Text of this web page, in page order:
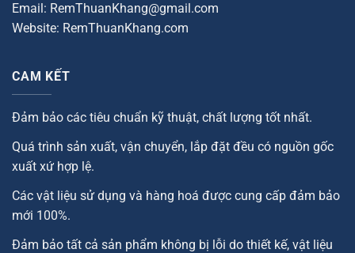
Email: RemThuanKhang@gmail.com
Website: RemThuanKhang.com
CAM KẾT
Đảm bảo các tiêu chuẩn kỹ thuật, chất lượng tốt nhất.
Quá trình sản xuất, vận chuyển, lắp đặt đều có nguồn gốc
xuất xứ hợp lệ.
Các vật liệu sử dụng và hàng hoá được cung cấp đảm bảo
mới 100%.
Đảm bảo tất cả sản phẩm không bị lỗi do thiết kế, vật liệu